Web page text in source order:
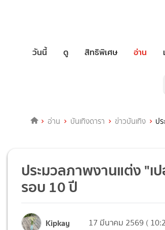
วันนี้ ดู สิทธิพิเศษ อ่าน
อ่าน บันเทิงดารา ข่าวบันเทิง ป
ประมวลภาพงานแต่ง "เ
รอบ 10 ปี
Kipkay 17 มีนาคม 2569 (